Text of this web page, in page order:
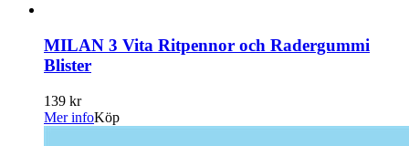
MILAN 3 Vita Ritpennor och Radergummi
Blister
139 kr
Mer infoKöp